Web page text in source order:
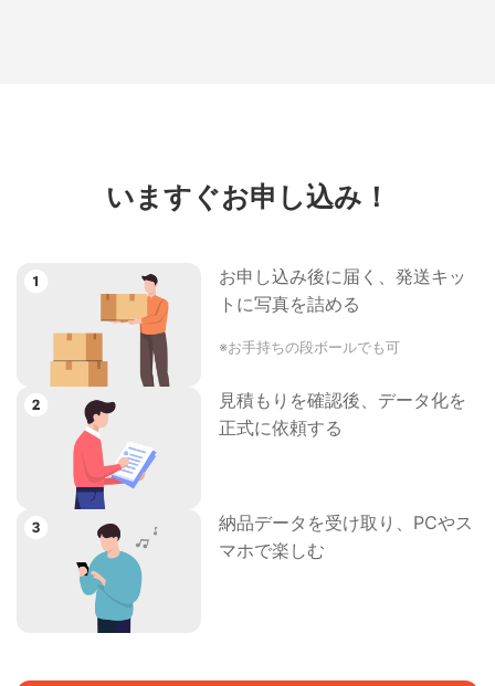
いますぐお申し込み！
お申し込み後に届く、発送キッ
トに写真を詰める
※お手持ちの段ボールでも可
見積もりを確認後、データ化を
正式に依頼する
納品データを受け取り、PCやス
マホで楽しむ